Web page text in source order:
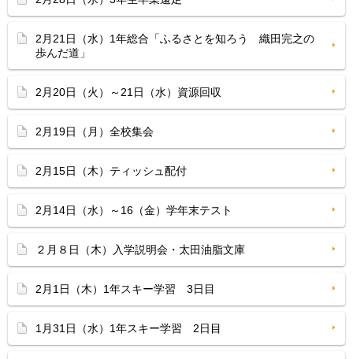
2月21日（水）1年総合「ふるさとを知ろう 織田完之の
歩んだ道」
2月20日（火）～21日（水）資源回収
2月19日（月）全校集会
2月15日（木）ティッシュ配付
2月14日（水）～16（金）学年末テスト
２月８日（木）入学説明会・太田油脂文庫
2月1日（木）1年スキー学習 3日目
1月31日（水）1年スキー学習 2日目